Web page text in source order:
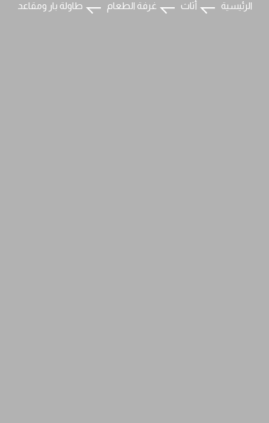
الرئيسية أثاث غرفة الطعام طاولة بار ومقاعد